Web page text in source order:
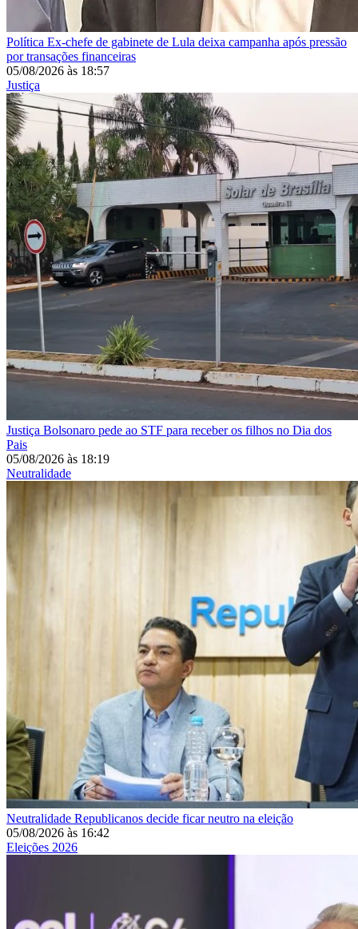
Política Ex-chefe de gabinete de Lula deixa campanha após pressão
por transações financeiras
05/08/2026 às 18:57
Justiça
Justiça Bolsonaro pede ao STF para receber os filhos no Dia dos
Pais
05/08/2026 às 18:19
Neutralidade
Neutralidade Republicanos decide ficar neutro na eleição
05/08/2026 às 16:42
Eleições 2026